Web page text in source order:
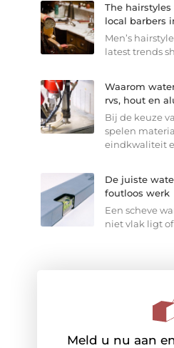
The
local barbers
Men’s
latest trends
Waarom
rvs, hout en
Bij de keuze
spelen
eindkwaliteit
De juiste
foutloos werk
Een scheve
niet vlak ligt
Meld u nu aan